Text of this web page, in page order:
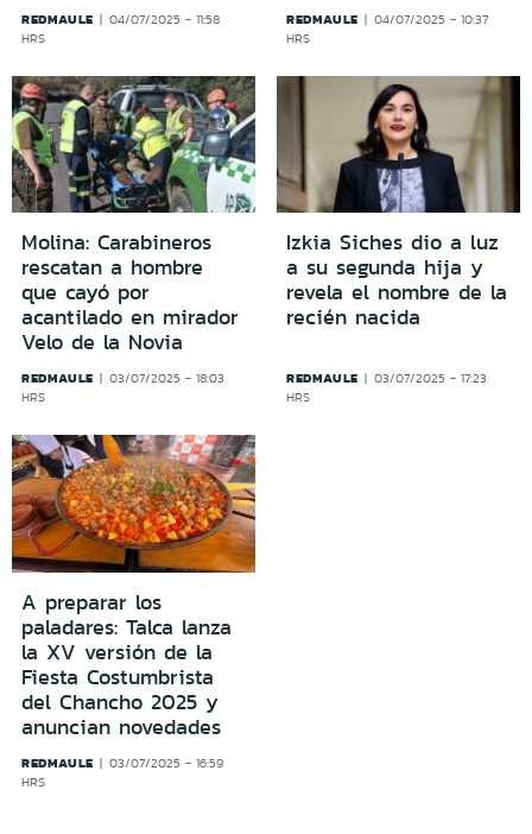
REDMAULE
04/07/2025 - 11:58
HRS
REDMAULE
04/07/2025 - 10:37
HRS
Molina: Carabineros
rescatan a hombre
que cayó por
acantilado en mirador
Velo de la Novia
REDMAULE
03/07/2025 - 18:03
HRS
Izkia Siches dio a luz
a su segunda hija y
revela el nombre de la
recién nacida
REDMAULE
03/07/2025 - 17:23
HRS
A preparar los
paladares: Talca lanza
la XV versión de la
Fiesta Costumbrista
del Chancho 2025 y
anuncian novedades
REDMAULE
03/07/2025 - 16:59
HRS